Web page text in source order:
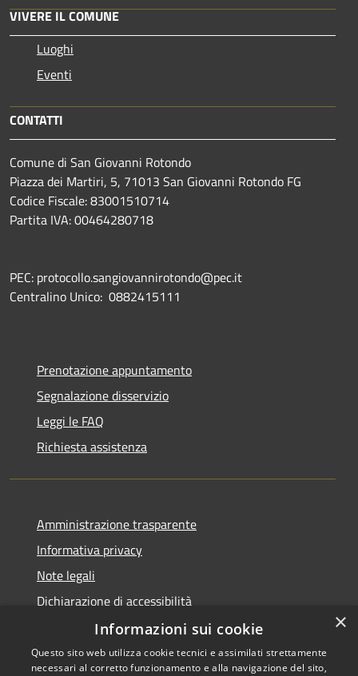
VIVERE IL COMUNE
Luoghi
Eventi
CONTATTI
Comune di San Giovanni Rotondo
Piazza dei Martiri, 5, 71013 San Giovanni Rotondo FG
Codice Fiscale: 83001510714
Partita IVA: 00464280718
PEC: protocollo.sangiovannirotondo@pec.it
Centralino Unico: 0882415111
Prenotazione appuntamento
Segnalazione disservizio
Leggi le FAQ
Richiesta assistenza
Amministrazione trasparente
Informativa privacy
Note legali
Dichiarazione di accessibilità
×
Informazioni sui cookie
Questo sito web utilizza cookie tecnici e assimilati strettamente
necessari al corretto funzionamento e alla navigazione del sito,